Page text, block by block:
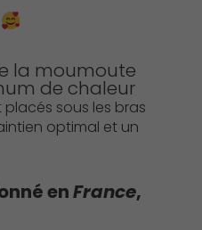
la moumoute
de chaleur
sous les bras
optimal et un
enFrance,